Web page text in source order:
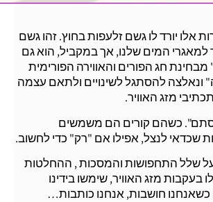
אלו יורד לו גשם זלעפות בחוץ. זהו גשם
למאגרי המים שלנו, אך במקביל, הוא גם
חג הפורים והאווירה הפורימית
להסתגל לשינויים ולתאם עצמה
מזג האוויר.
כשהם קורים הם משמשים
שכדאי לנצל, אפילו אם "רק" כדי לחשוב.
על שלל התחפושות והמסכות , ההחלטות
בעקבות מזג האוויר, שימשו בידינו
חושבות, אנחנו כותבות…